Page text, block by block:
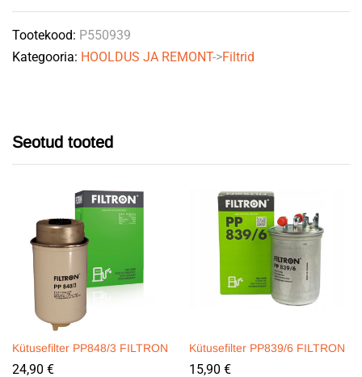
DONALDSON
quantity
Tootekood: P550939
Kategooria: HOOLDUS JA REMONT->Filtrid
Seotud tooted
Kütusefilter PP848/3 FILTRON
24,90 €
Kütusefilter PP839/6 FILTRON
15,90 €